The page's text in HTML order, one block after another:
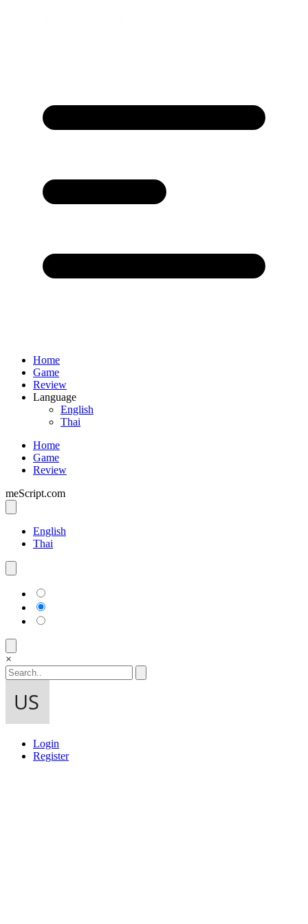
Home
Game
Review
Language
English
Thai
Home
Game
Review
meScript.com
English
Thai
×
Login
Register